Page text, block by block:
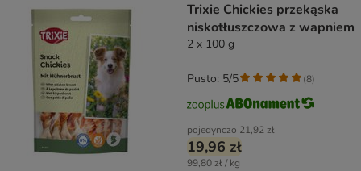
Trixie Chickies przekąska
niskotłuszczowa z wapniem
2 x 100 g
pojedynczo 21,92 zł
19,96 zł
99,80 zł / kg
Pusto: 5/5 (8)